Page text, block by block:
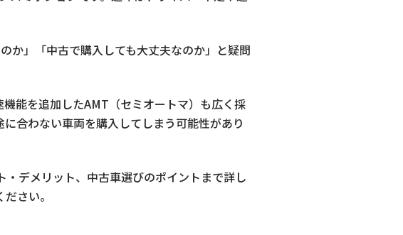
か」「中古で購入しても大丈夫なのか」と疑問
能を追加したAMT（セミオートマ）も広く採
合わない車両を購入してしまう可能性があり
デメリット、中古車選びのポイントまで詳し
さい。